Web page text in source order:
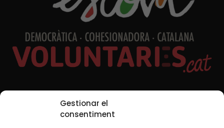
Gestionar el
consentiment
Xarxes Socials